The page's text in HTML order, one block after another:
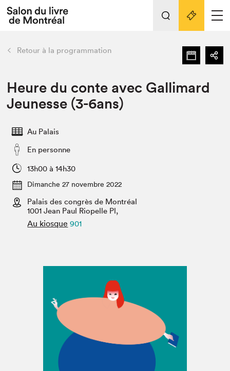
Espace médias
Espace exposant⋅e⋅s
Tout sur l'édition 2022
Actualités
Club de lecture Braindate
retour Nos activités
Édition 2022
Planifier sa visite
Nous connaître
Projets partenaires 2022
Archives
Liens pratiques
Retour à la programmation
Heure du conte avec Gallimard
Jeunesse (3-6ans)
Au Palais
En personne
13h00 à 14h30
Dimanche 27 novembre 2022
Palais des congrès de Montréal
1001 Jean Paul Riopelle Pl,
Au kiosque 901